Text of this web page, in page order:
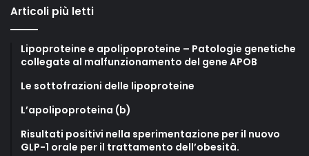
Articoli più letti
Lipoproteine e apolipoproteine – Patologie genetiche
collegate al malfunzionamento del gene APOB
Le sottofrazioni delle lipoproteine
L’apolipoproteina (b)
Risultati positivi nella sperimentazione per il nuovo
GLP-1 orale per il trattamento dell’obesità.